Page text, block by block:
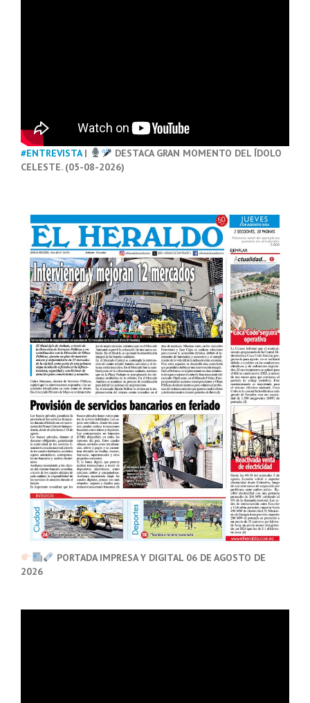
#ENTREVISTA|
DESTACA GRAN MOMENTO DEL ÍDOLO
CELESTE. (05-08-2026)
PORTADA IMPRESA Y DIGITAL 06 DE AGOSTO DE
2026